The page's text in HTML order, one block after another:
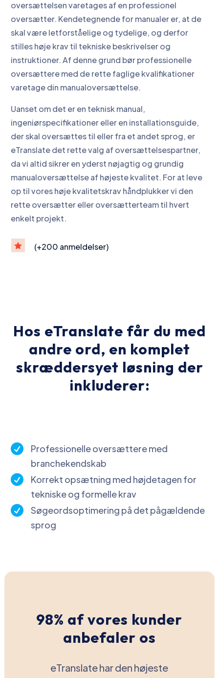
oversættelsen varetages af en professionel
oversætter. Kendetegnende for manualer er, at de
skal være letforståelige og tydelige, og derfor
stilles høje krav til tekniske beskrivelser og
instruktioner. Af denne grund bør professionelle
oversættere med de rette faglige kvalifikationer
varetage din manualoversættelse.
Uanset om det er en teknisk manual,
ingeniørspecifikationer eller en installationsguide,
der skal oversættes til eller fra et andet sprog, er
eTranslate det rette valg af oversættelsespartner,
da vi altid sikrer en yderst nøjagtig og grundig
manualoversættelse af højeste kvalitet. For at leve
op til vores høje kvalitetskrav håndplukker vi den
rette oversætter eller oversætterteam til hvert
enkelt projekt.
 (+200 anmeldelser)
Hos eTranslate får du med
andre ord, en komplet
skræddersyet løsning der
inkluderer:

Professionelle oversættere med
branchekendskab

Korrekt opsætning med højdetagen for
tekniske og formelle krav

Søgeordsoptimering på det pågældende
sprog
98% af vores kunder
anbefaler os
eTranslate har den højeste